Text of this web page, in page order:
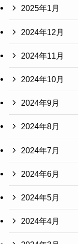
2025年1月
2024年12月
2024年11月
2024年10月
2024年9月
2024年8月
2024年7月
2024年6月
2024年5月
2024年4月